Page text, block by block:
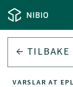
TILBAKE
VARSLAR AT